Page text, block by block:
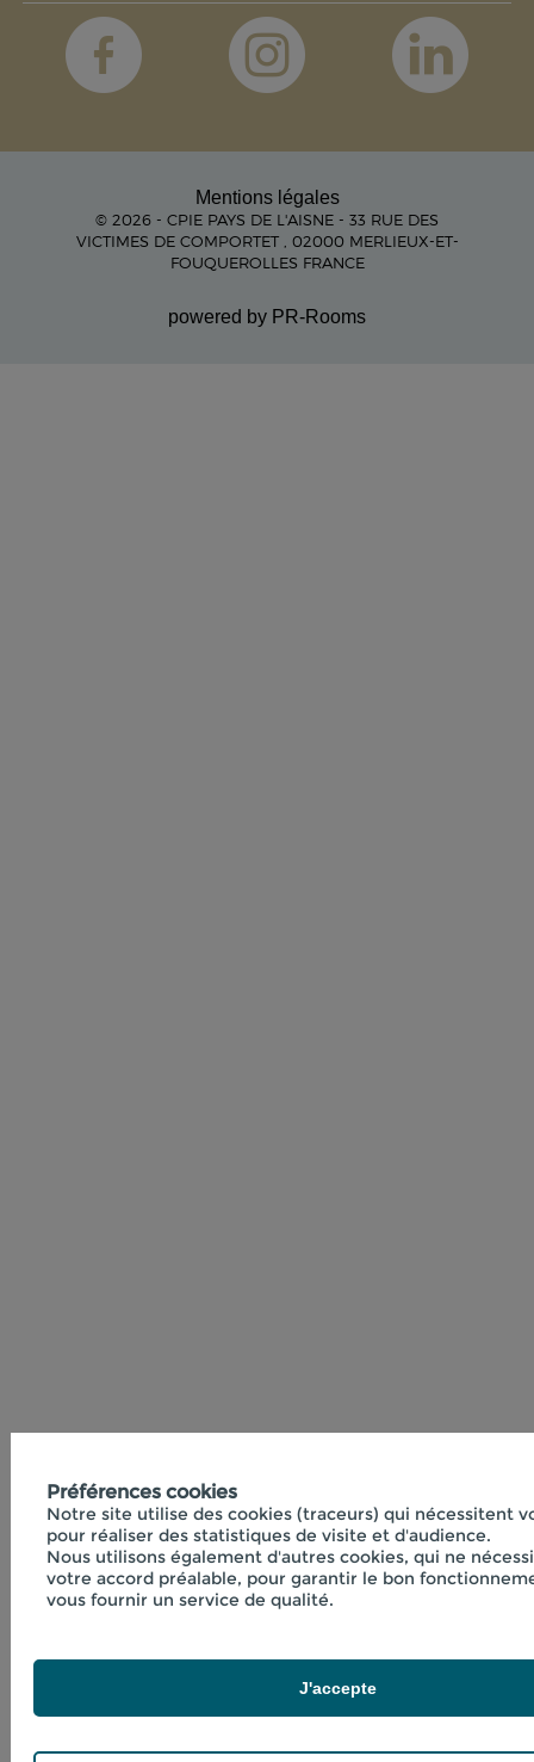
Mentions légales
© 2026 - CPIE PAYS DE L'AISNE - 33 RUE DES
VICTIMES DE COMPORTET , 02000 MERLIEUX-ET-
FOUQUEROLLES FRANCE
powered by PR-Rooms
Préférences cookies
Notre site utilise des cookies (traceurs) qui nécessitent
pour réaliser des statistiques de visite et d'audience.
Nous utilisons également d'autres cookies, qui ne
votre accord préalable, pour garantir le bon
vous fournir un service de qualité.
J'accepte